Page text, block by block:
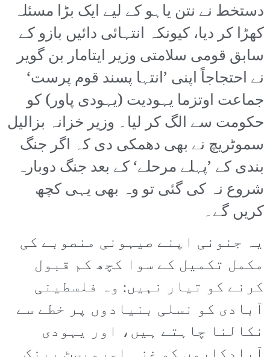
دستخط نے نتن یاہو کے لیے ایک بڑا مسئلہ
کھڑا کر دیا، کیونکہ انتہائی دائیں بازو کے
سابق قومی سلامتی وزیر ایتامار بن گویر
نے احتجاجاً اپنی ’انتہا پسند قوم پرست‘
جماعت اوتزما یہودیت (یہودی پاور) کو
حکومت سے الگ کر لیا۔ وزیر خزانہ بزالیل
سموٹریچ نے بھی دھمکی دی کہ اگر جنگ
بندی کے ’پہلے مرحلے‘ کے بعد جنگ دوبارہ
شروع نہ کی گئی تو وہ بھی یہی کچھ
کریں گے۔
یہ جنونی اپنے صیہونی منصوبے کی
مکمل تکمیل کے سوا کچھ کم قبول
کرنے کو تیار نہیں: وہ فلسطینی
آبادی کو نسلی بنیادوں پر خطے سے
نکالنا چاہتے ہیں، اور یہودی